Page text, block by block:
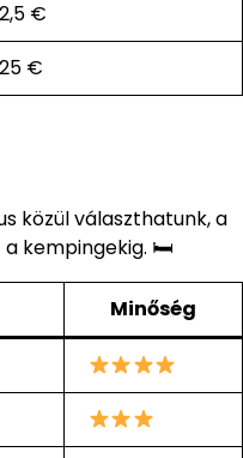
2,5 €
25 €
közül választhatunk, a
kempingekig. 🛏
Minőség